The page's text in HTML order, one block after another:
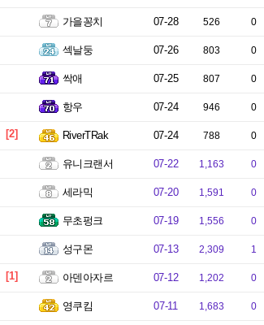
가을꽁치 07-28 526 0
섹날둥 07-26 803 0
싹애 07-25 807 0
항우 07-24 946 0
[2] RiverTRak 07-24 788 0
유니크랜서 07-22 1,163 0
세라믹 07-20 1,591 0
무초펑크 07-19 1,556 0
성구몬 07-13 2,309 1
[1] 아덴아자르 07-12 1,202 0
영쿠킴 07-11 1,683 0